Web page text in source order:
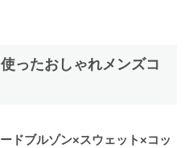
ったおしゃれメンズコ
ドブルゾン×スウェット×コッ